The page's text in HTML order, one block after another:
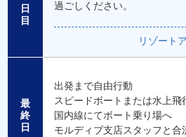
日
目
過ごしください。
リゾート
最
終
日
出発まで自由行動
スピードボートまたは水上飛
国内線にてボート乗り場へ
モルディブ支店スタッフと合